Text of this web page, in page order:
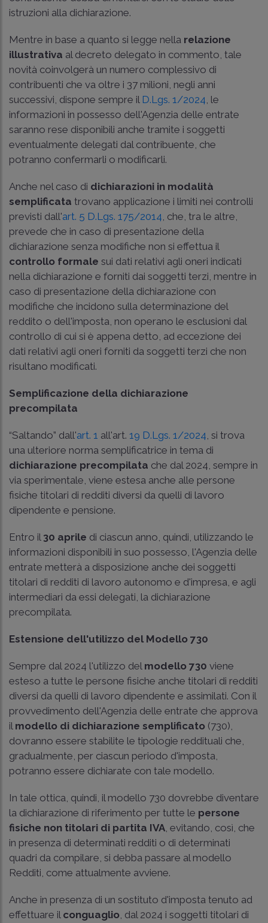
istruzioni alla dichiarazione.
Mentre in base a quanto si legge nella relazione
illustrativa al decreto delegato in commento, tale
novità coinvolgerà un numero complessivo di
contribuenti che va oltre i 37 milioni, negli anni
successivi, dispone sempre il D.Lgs. 1/2024, le
informazioni in possesso dell'Agenzia delle entrate
saranno rese disponibili anche tramite i soggetti
eventualmente delegati dal contribuente, che
potranno confermarli o modificarli.
Anche nel caso di dichiarazioni in modalità
semplificata trovano applicazione i limiti nei controlli
previsti dall'art. 5 D.Lgs. 175/2014, che, tra le altre,
prevede che in caso di presentazione della
dichiarazione senza modifiche non si effettua il
controllo formale sui dati relativi agli oneri indicati
nella dichiarazione e forniti dai soggetti terzi, mentre in
caso di presentazione della dichiarazione con
modifiche che incidono sulla determinazione del
reddito o dell'imposta, non operano le esclusioni dal
controllo di cui si è appena detto, ad eccezione dei
dati relativi agli oneri forniti da soggetti terzi che non
risultano modificati.
Semplificazione della dichiarazione
precompilata
“Saltando” dall'art. 1 all'art. 19 D.Lgs. 1/2024, si trova
una ulteriore norma semplificatrice in tema di
dichiarazione precompilata che dal 2024, sempre in
via sperimentale, viene estesa anche alle persone
fisiche titolari di redditi diversi da quelli di lavoro
dipendente e pensione.
Entro il 30 aprile di ciascun anno, quindi, utilizzando le
informazioni disponibili in suo possesso, l'Agenzia delle
entrate metterà a disposizione anche dei soggetti
titolari di redditi di lavoro autonomo e d'impresa, e agli
intermediari da essi delegati, la dichiarazione
precompilata.
Estensione dell'utilizzo del Modello 730
Sempre dal 2024 l'utilizzo del modello 730 viene
esteso a tutte le persone fisiche anche titolari di redditi
diversi da quelli di lavoro dipendente e assimilati. Con il
provvedimento dell'Agenzia delle entrate che approva
il modello di dichiarazione semplificato (730),
dovranno essere stabilite le tipologie reddituali che,
gradualmente, per ciascun periodo d'imposta,
potranno essere dichiarate con tale modello.
In tale ottica, quindi, il modello 730 dovrebbe diventare
la dichiarazione di riferimento per tutte le persone
fisiche non titolari di partita IVA, evitando, così, che
in presenza di determinati redditi o di determinati
quadri da compilare, si debba passare al modello
Redditi, come attualmente avviene.
Anche in presenza di un sostituto d'imposta tenuto ad
effettuare il conguaglio, dal 2024 i soggetti titolari di